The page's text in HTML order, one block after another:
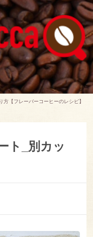
方【フレーバーコーヒーのレシピ】
ト_別カッ